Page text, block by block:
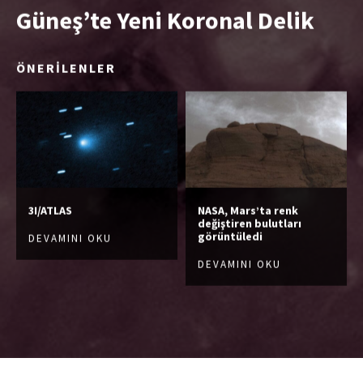
Güneş’te Yeni Koronal Delik
ÖNERİLENLER
3I/ATLAS
DEVAMINI OKU
NASA, Mars’ta renk
değiştiren bulutları
görüntüledi
DEVAMINI OKU